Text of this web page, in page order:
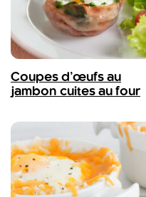
Coupes d’œufs au
jambon cuites au four